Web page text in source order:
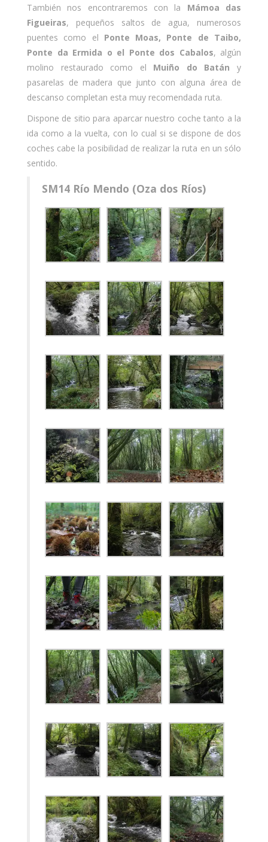
También nos encontraremos con la Mámoa das
Figueiras, pequeños saltos de agua, numerosos
puentes como el Ponte Moas, Ponte de Taibo,
Ponte da Ermida o el Ponte dos Cabalos, algún
molino restaurado como el Muiño do Batán y
pasarelas de madera que junto con alguna área de
descanso completan esta muy recomendada ruta.
Dispone de sitio para aparcar nuestro coche tanto a la
ida como a la vuelta, con lo cual si se dispone de dos
coches cabe la posibilidad de realizar la ruta en un sólo
sentido.
SM14 Río Mendo (Oza dos Ríos)